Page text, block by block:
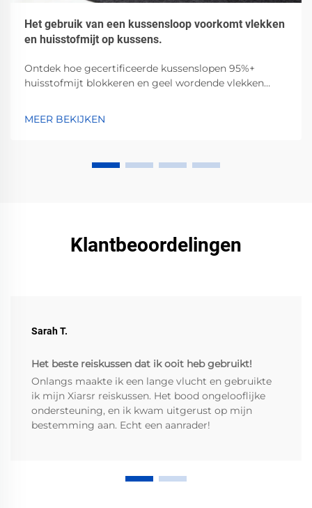
Het gebruik van een kussensloop voorkomt vlekken
en huisstofmijt op kussens.
Ontdek hoe gecertificeerde kussenslopen 95%+
huisstofmijt blokkeren en geel wordende vlekken
MEER BEKIJKEN
Klantbeoordelingen
Sarah T.
Het beste reiskussen dat ik ooit heb gebruikt!
Onlangs maakte ik een lange vlucht en gebruikte
ik mijn Xiarsr reiskussen. Het bood ongelooflijke
ondersteuning, en ik kwam uitgerust op mijn
bestemming aan. Echt een aanrader!